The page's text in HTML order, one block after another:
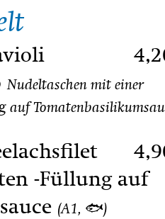
Nudeltaschen mit einer
auf
-Füllung auf
(A1, 🐟)